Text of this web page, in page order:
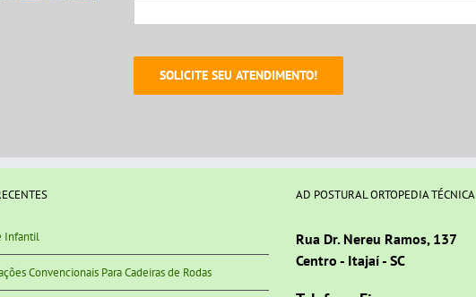
Infantil
Convencionais Para Cadeiras de Rodas
AD POSTURAL ORTOPEDIA TÉCNICA
Rua Dr. Nereu Ramos, 137
Centro - Itajaí - SC